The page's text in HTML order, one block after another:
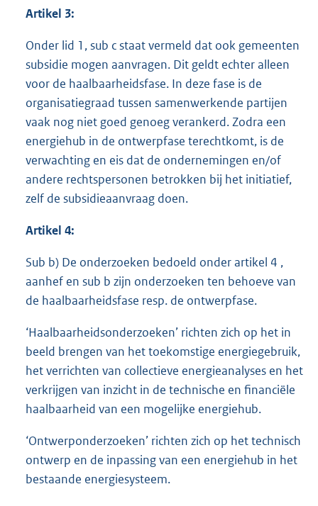
Artikel 3:
Onder lid 1, sub c staat vermeld dat ook gemeenten
subsidie mogen aanvragen. Dit geldt echter alleen
voor de haalbaarheidsfase. In deze fase is de
organisatiegraad tussen samenwerkende partijen
vaak nog niet goed genoeg verankerd. Zodra een
energiehub in de ontwerpfase terechtkomt, is de
verwachting en eis dat de ondernemingen en/of
andere rechtspersonen betrokken bij het initiatief,
zelf de subsidieaanvraag doen.
Artikel 4:
Sub b) De onderzoeken bedoeld onder artikel 4 ,
aanhef en sub b zijn onderzoeken ten behoeve van
de haalbaarheidsfase resp. de ontwerpfase.
‘Haalbaarheidsonderzoeken’ richten zich op het in
beeld brengen van het toekomstige energiegebruik,
het verrichten van collectieve energieanalyses en het
verkrijgen van inzicht in de technische en financiële
haalbaarheid van een mogelijke energiehub.
‘Ontwerponderzoeken’ richten zich op het technisch
ontwerp en de inpassing van een energiehub in het
bestaande energiesysteem.